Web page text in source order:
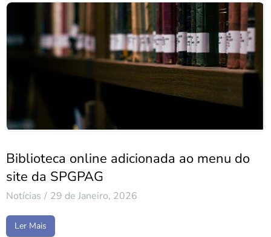
Biblioteca online adicionada ao menu do
site da SPGPAG
Notícias 29 de Janeiro, 2026
Ler Mais